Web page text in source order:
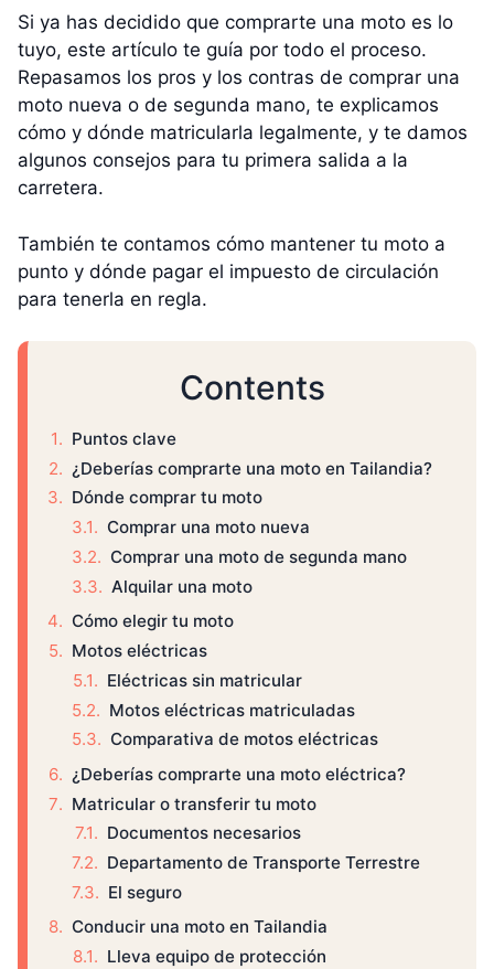
Si ya has decidido que comprarte una moto es lo
tuyo, este artículo te guía por todo el proceso.
Repasamos los pros y los contras de comprar una
moto nueva o de segunda mano, te explicamos
cómo y dónde matricularla legalmente, y te damos
algunos consejos para tu primera salida a la
carretera.
También te contamos cómo mantener tu moto a
punto y dónde pagar el impuesto de circulación
para tenerla en regla.
Contents
Puntos clave
¿Deberías comprarte una moto en Tailandia?
Dónde comprar tu moto
Comprar una moto nueva
Comprar una moto de segunda mano
Alquilar una moto
Cómo elegir tu moto
Motos eléctricas
Eléctricas sin matricular
Motos eléctricas matriculadas
Comparativa de motos eléctricas
¿Deberías comprarte una moto eléctrica?
Matricular o transferir tu moto
Documentos necesarios
Departamento de Transporte Terrestre
El seguro
Conducir una moto en Tailandia
Lleva equipo de protección